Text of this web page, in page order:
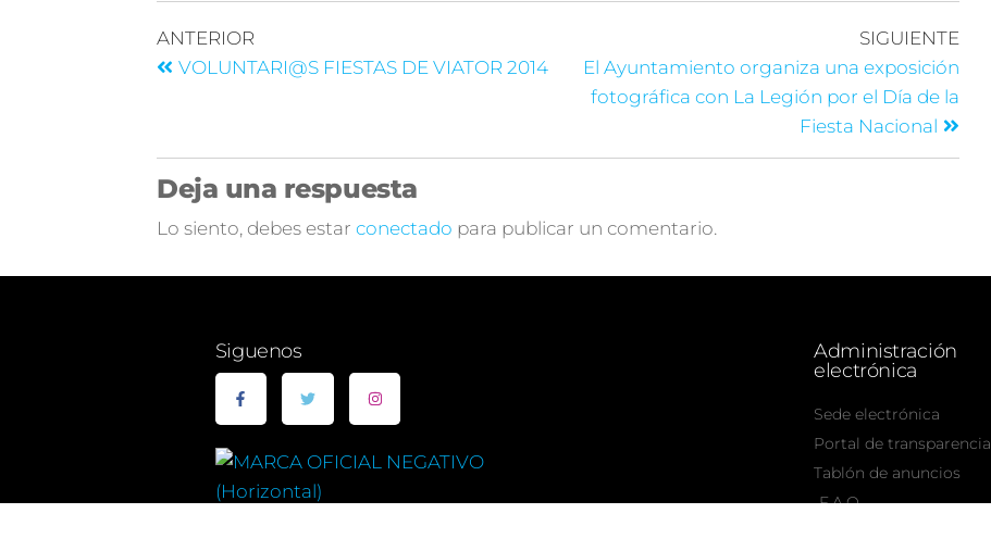
ANTERIOR
VOLUNTARI@S FIESTAS DE VIATOR 2014
SIGUIENTE
El Ayuntamiento organiza una exposición
fotográfica con La Legión por el Día de la
Fiesta Nacional
Deja una respuesta
Lo siento, debes estarconectado para publicar un comentario.
Siguenos
Administración
electrónica
Sede electrónica
Portal de transparencia
Tablón de anuncios
F.A.Q.